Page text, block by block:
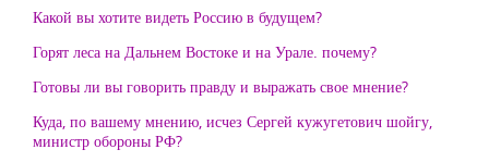
Какой вы хотите видеть Россию в будущем?
Горят леса на Дальнем Востоке и на Урале. почему?
Готовы ли вы говорить правду и выражать свое мнение?
Куда, по вашему мнению, исчез Сергей кужугетович шойгу,
министр обороны РФ?